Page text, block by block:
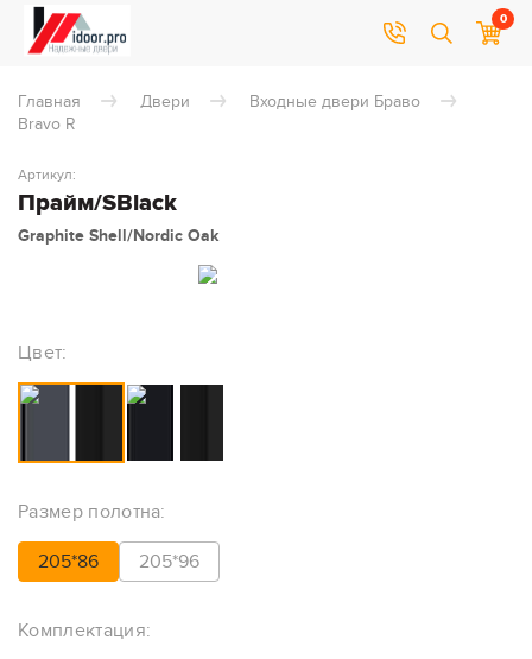
0
Главная Двери
Входные двери Браво
Bravo R
Прайм/SBlack
Артикул:
Graphite Shell/Nordic Oak
Цвет:
Размер полотна:
205*86 205*96
Комплектация: